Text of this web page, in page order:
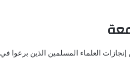
العلماء المسلمين الذين برعوا في